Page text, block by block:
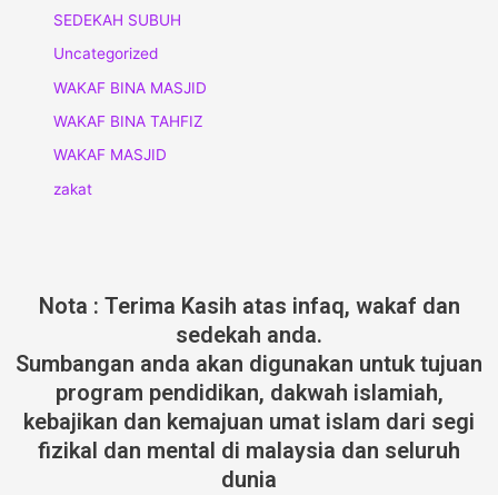
SEDEKAH SUBUH
Uncategorized
WAKAF BINA MASJID
WAKAF BINA TAHFIZ
WAKAF MASJID
zakat
Nota : Terima Kasih atas infaq, wakaf dan
sedekah anda.
Sumbangan anda akan digunakan untuk tujuan
program pendidikan, dakwah islamiah,
kebajikan dan kemajuan umat islam dari segi
fizikal dan mental di malaysia dan seluruh
dunia